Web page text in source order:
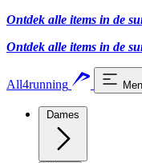
Ontdek alle items in de
Ontdek alle items in de
All4running
Dames